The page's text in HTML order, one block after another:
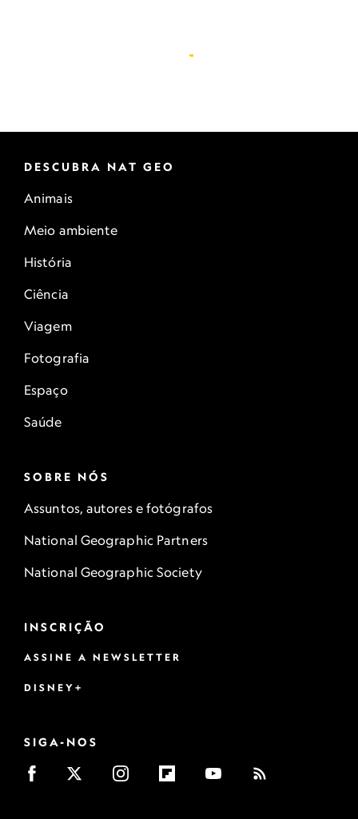
DESCUBRA NAT GEO
Animais
Meio ambiente
História
Ciência
Viagem
Fotografia
Espaço
Saúde
SOBRE NÓS
Assuntos, autores e fotógrafos
National Geographic Partners
National Geographic Society
INSCRIÇÃO
ASSINE A NEWSLETTER
DISNEY+
SIGA-NOS